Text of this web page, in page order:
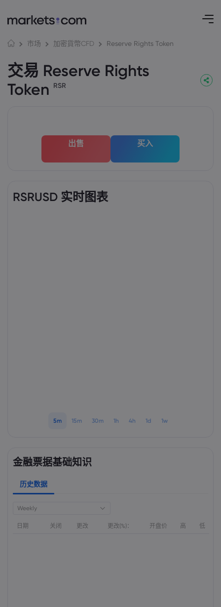
市场 加密貨幣CFD Reserve Rights Token
交易 Reserve Rights
Token RSR
出售 买入
RSRUSD 实时图表
5m 15m 30m 1h 4h 1d 1w
金融票据基础知识
历史数据
Weekly
日期 关闭 更改 更改(%)： 开盘价 高 低